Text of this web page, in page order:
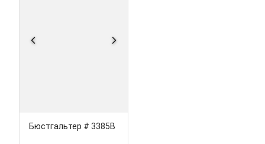
Бюстгальтер # 3385В